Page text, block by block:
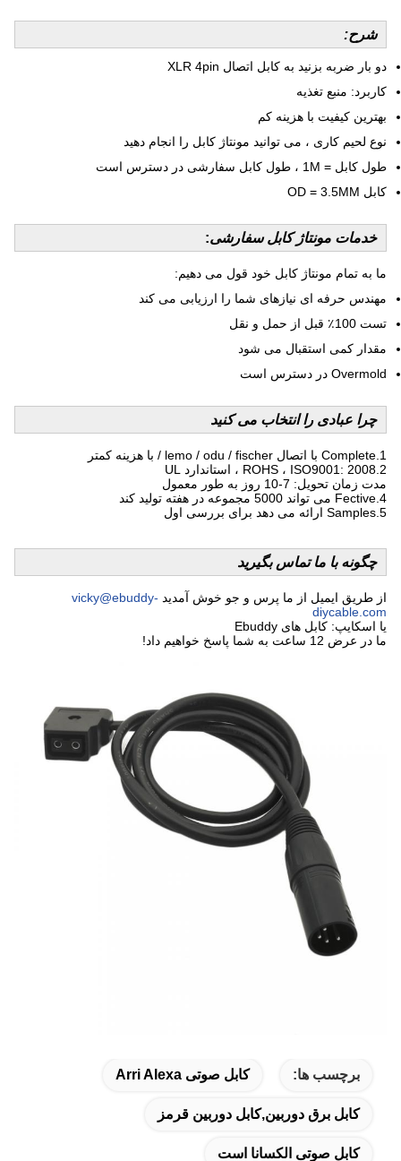
شرح:
دو بار ضربه بزنید به کابل اتصال XLR 4pin
کاربرد: منبع تغذیه
بهترین کیفیت با هزینه کم
نوع لحیم کاری ، می توانید مونتاژ کابل را انجام دهید
طول کابل = 1M ، طول کابل سفارشی در دسترس است
کابل OD = 3.5MM
خدمات مونتاژ کابل سفارشی:
ما به تمام مونتاژ کابل خود قول می دهیم:
مهندس حرفه ای نیازهای شما را ارزیابی می کند
تست 100٪ قبل از حمل و نقل
مقدار کمی استقبال می شود
Overmold در دسترس است
چرا عبادی را انتخاب می کنید
1.Complete با اتصال lemo / odu / fischer / با هزینه کمتر
2.ROHS ، ISO9001: 2008 ، استاندارد UL
مدت زمان تحویل: 7-10 روز به طور معمول
4.Fective می تواند 5000 مجموعه در هفته تولید کند
5.Samples ارائه می دهد برای بررسی اول
چگونه با ما تماس بگیرید
از طریق ایمیل از ما پرس و جو خوش آمدید vicky@ebuddy-
diycable.com
یا اسکایپ: کابل های Ebuddy
ما در عرض 12 ساعت به شما پاسخ خواهیم داد!
برچسب ها: کابل صوتی Arri Alexa
کابل برق دوربین,کابل دوربین قرمز
کابل صوتی الکسانا است